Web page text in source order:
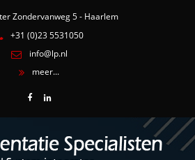
Zondervanweg 5 - Haarlem
+31 (0)23 5531050
info@lp.nl
meer...